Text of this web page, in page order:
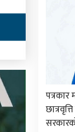
पत्रकार